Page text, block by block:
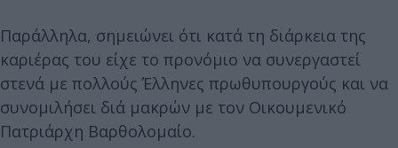
Παράλληλα, σημειώνει ότι κατά τη διάρκεια της
καριέρας του είχε το προνόμιο να συνεργαστεί
στενά με πολλούς Έλληνες πρωθυπουργούς και να
συνομιλήσει διά μακρών με τον Οικουμενικό
Πατριάρχη Βαρθολομαίο.